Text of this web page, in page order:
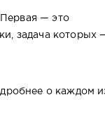
— это
задача которых
о каждом